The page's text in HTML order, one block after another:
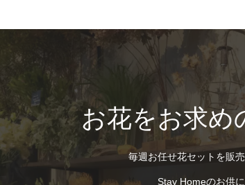
お花をお求め
毎週お任せ花セットを販売
Stay Homeのお供に